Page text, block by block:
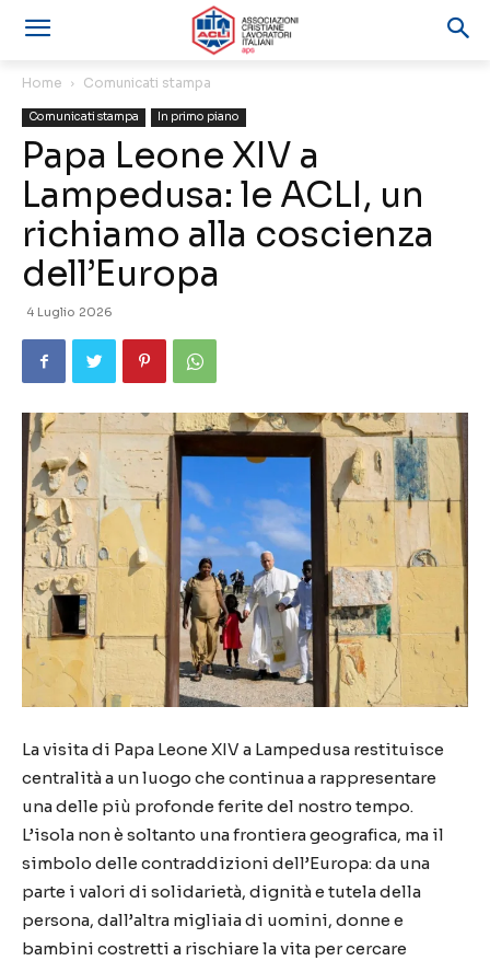
Home Comunicati stampa
Comunicati stampa In primo piano
Papa Leone XIV a
Lampedusa: le ACLI, un
richiamo alla coscienza
dell’Europa
4 Luglio 2026
La visita di Papa Leone XIV a Lampedusa restituisce
centralità a un luogo che continua a rappresentare
una delle più profonde ferite del nostro tempo.
L’isola non è soltanto una frontiera geografica, ma il
simbolo delle contraddizioni dell’Europa: da una
parte i valori di solidarietà, dignità e tutela della
persona, dall’altra migliaia di uomini, donne e
bambini costretti a rischiare la vita per cercare